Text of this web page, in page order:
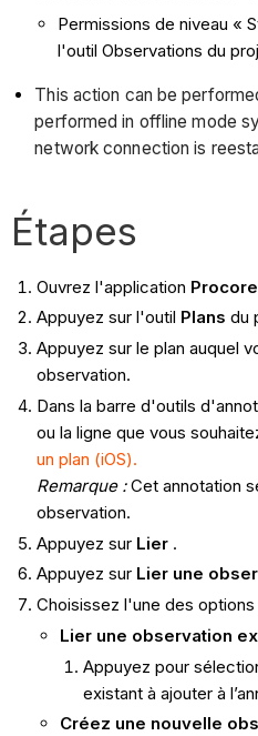
Permissions de niveau «
l'outil Observations du
This action can be
performed in offline mode
network connection is
Étapes
Ouvrez l'application Procore
Appuyez sur l'outil Plans du
Appuyez sur le plan auquel
observation.
Dans la barre d'outils
ou la ligne que vous
un plan (iOS).
Remarque :Cet annotation
observation.
Appuyez sur Lier.
Appuyez sur Lier une
Choisissez l'une des options
Lier une observation
Appuyez pour
existant à ajouter à
Créez une nouvelle